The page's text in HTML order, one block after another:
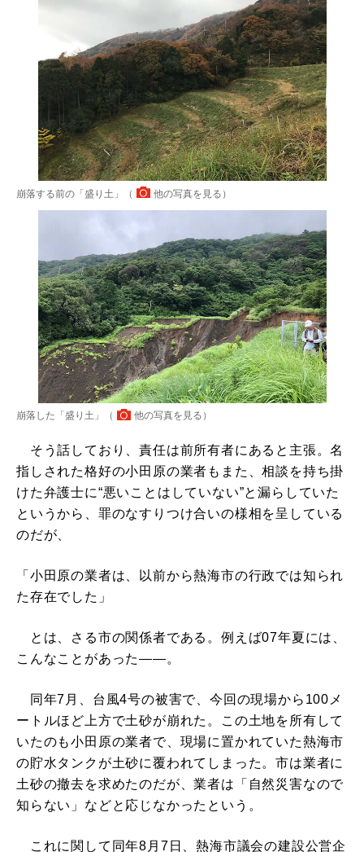
崩落する前の「盛り土」（ 他の写真を見る ）
崩落した「盛り土」（ 他の写真を見る ）
そう話しており、責任は前所有者にあると主張。名
指しされた格好の小田原の業者もまた、相談を持ち掛
けた弁護士に“悪いことはしていない”と漏らしていた
というから、罪のなすりつけ合いの様相を呈している
のだが、
「小田原の業者は、以前から熱海市の行政では知られ
た存在でした」
とは、さる市の関係者である。例えば07年夏には、
こんなことがあった――。
同年7月、台風4号の被害で、今回の現場から100メ
ートルほど上方で土砂が崩れた。この土地を所有して
いたのも小田原の業者で、現場に置かれていた熱海市
の貯水タンクが土砂に覆われてしまった。市は業者に
土砂の撤去を求めたのだが、業者は「自然災害なので
知らない」などと応じなかったという。
これに関して同年8月7日、熱海市議会の建設公営企